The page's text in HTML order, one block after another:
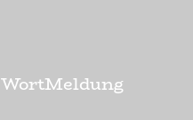
WortMeldung